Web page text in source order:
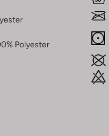
Polyester